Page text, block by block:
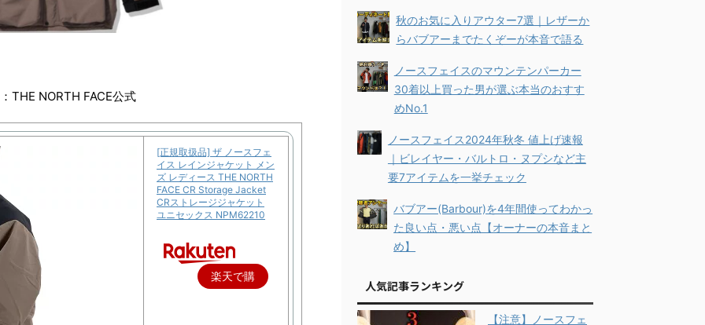
THE NORTH FACE公式
[正規取扱品] ザ ノースフェ
イス レインジャケット メン
ズ レディース THE NORTH
FACE CR Storage Jacket
CRストレージジャケット
ユニセックス NPM62210
楽天で購
秋のお気に入りアウター7選｜レザーか
らバブアーまでたくぞーが本音で語る
ノースフェイスのマウンテンパーカー
30着以上買った男が選ぶ本当のおすす
めNo.1
ノースフェイス2024年秋冬 値上げ速報
｜ビレイヤー・バルトロ・ヌプシなど主
要7アイテムを一挙チェック
バブアー(Barbour)を4年間使ってわかっ
た良い点・悪い点【オーナーの本音まと
め】
人気記事ランキング
【注意】ノースフェ